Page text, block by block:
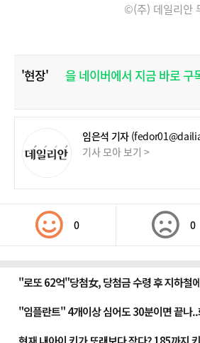
©(주) 데일리안
'현장' 을 네이버에서 지금 바로 구
임은석 기자
기사 모아 보기 >
0 0